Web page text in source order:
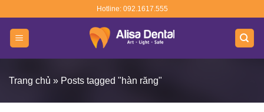
content
Hotline: 092.1617.555
Trang chủ » Posts tagged "hàn răng"